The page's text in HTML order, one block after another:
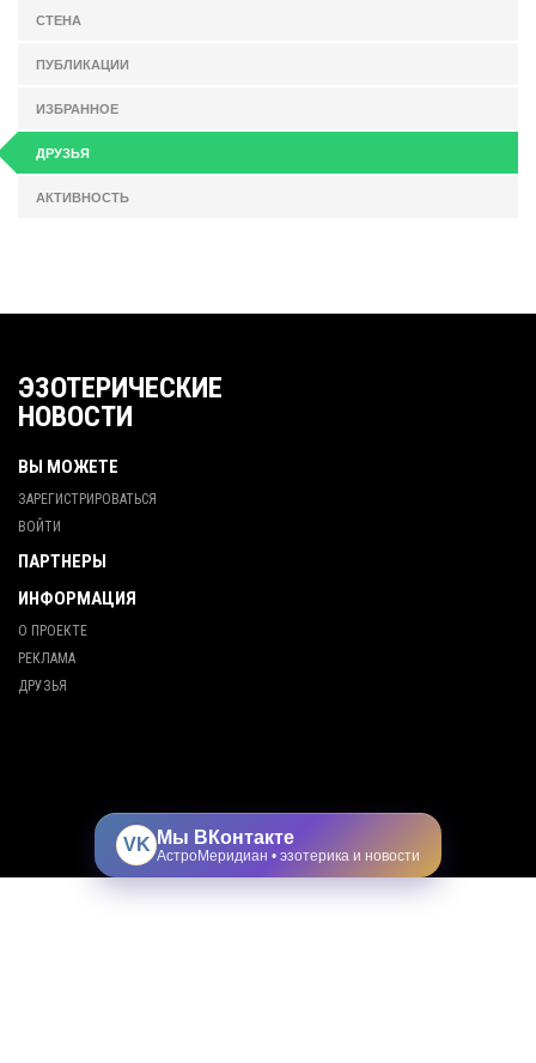
СТЕНА
ПУБЛИКАЦИИ
ИЗБРАННОЕ
ДРУЗЬЯ
АКТИВНОСТЬ
ЭЗОТЕРИЧЕСКИЕ
НОВОСТИ
ВЫ МОЖЕТЕ
ЗАРЕГИСТРИРОВАТЬСЯ
ВОЙТИ
ПАРТНЕРЫ
ИНФОРМАЦИЯ
О ПРОЕКТЕ
РЕКЛАМА
ДРУЗЬЯ
VK Мы ВКонтакте
АстроМеридиан • эзотерика и новости